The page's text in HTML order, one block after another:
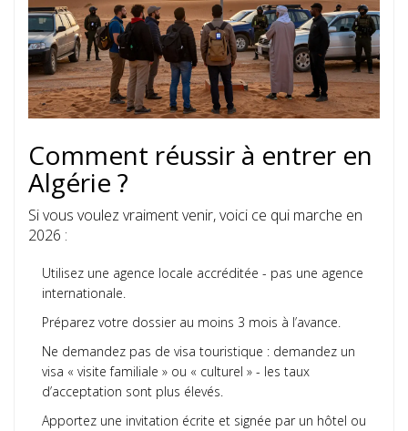
Comment réussir à entrer en
Algérie ?
Si vous voulez vraiment venir, voici ce qui marche en
2026 :
Utilisez une agence locale accréditée - pas une agence
internationale.
Préparez votre dossier au moins 3 mois à l’avance.
Ne demandez pas de visa touristique : demandez un
visa « visite familiale » ou « culturel » - les taux
d’acceptation sont plus élevés.
Apportez une invitation écrite et signée par un hôtel ou